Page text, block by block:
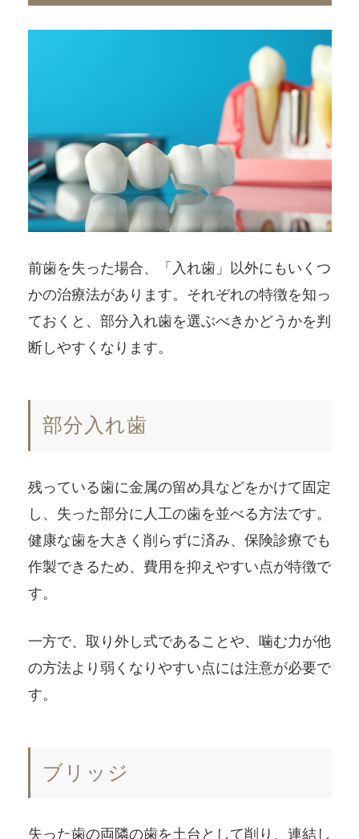
前歯を失った場合、「入れ歯」以外にもいくつ
かの治療法があります。それぞれの特徴を知っ
ておくと、部分入れ歯を選ぶべきかどうかを判
断しやすくなります。
部分入れ歯
残っている歯に金属の留め具などをかけて固定
し、失った部分に人工の歯を並べる方法です。
健康な歯を大きく削らずに済み、保険診療でも
作製できるため、費用を抑えやすい点が特徴で
す。
一方で、取り外し式であることや、噛む力が他
の方法より弱くなりやすい点には注意が必要で
す。
ブリッジ
失った歯の両隣の歯を土台として削り、連結し